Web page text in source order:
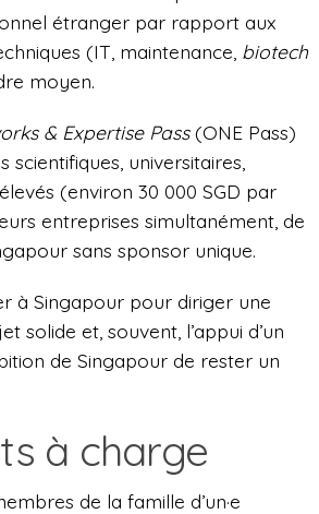
étranger par rapport aux
(IT, maintenance, biotech
moyen.
& Expertise Pass(ONE Pass)
universitaires,
(environ 30 000 SGD par
entreprises simultanément, de
sans sponsor unique.
à Singapour pour diriger une
solide et, souvent, l’appui d’un
de Singapour de rester un
à charge
de la famille d’un·e